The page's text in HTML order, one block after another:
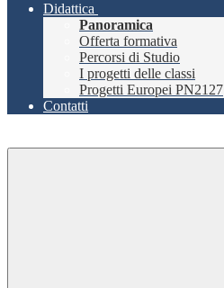
Didattica
Panoramica
Offerta formativa
Percorsi di Studio
I progetti delle classi
Progetti Europei PN2127
Contatti